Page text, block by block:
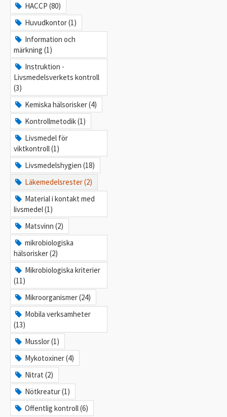
HACCP (80)
Huvudkontor (1)
Information och
märkning (1)
Instruktion -
Livsmedelsverkets kontroll
(3)
Kemiska hälsorisker (4)
Kontrollmetodik (1)
Livsmedel för
viktkontroll (1)
Livsmedelshygien (18)
Läkemedelsrester (2)
Material i kontakt med
livsmedel (1)
Matsvinn (2)
mikrobiologiska
hälsorisker (2)
Mikrobiologiska kriterier
(11)
Mikroorganismer (24)
Mobila verksamheter
(13)
Musslor (1)
Mykotoxiner (4)
Nitrat (2)
Nötkreatur (1)
Offentlig kontroll (6)